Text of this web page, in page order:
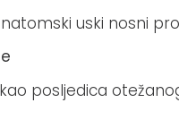
uski nosni
posljedica